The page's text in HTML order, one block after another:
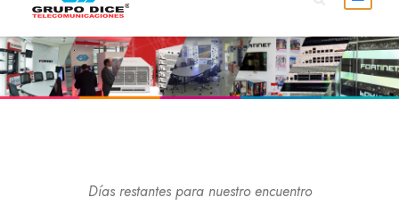
Días restantes para nuestro encuentro